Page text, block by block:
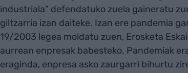
industriala” defendatuko zuela gaineratu
giltzarria izan daiteke. Izan ere pandemia
19/2003 legea moldatu zuen, Erosketa
aurrean enpresak babesteko. Pandemiak
eraginda, enpresa asko zaurgarri bihurtu